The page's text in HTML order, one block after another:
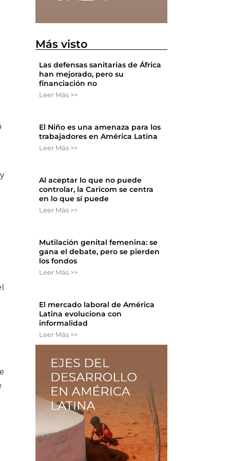
Más visto
Las defensas sanitarias de África
han mejorado, pero su
financiación no
Leer Más >>
El Niño es una amenaza para los
trabajadores en América Latina
Leer Más >>
Al aceptar lo que no puede
controlar, la Caricom se centra
en lo que sí puede
Leer Más >>
Mutilación genital femenina: se
gana el debate, pero se pierden
los fondos
Leer Más >>
El mercado laboral de América
Latina evoluciona con
informalidad
Leer Más >>